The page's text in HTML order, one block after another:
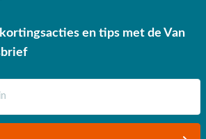
en tips met de Van